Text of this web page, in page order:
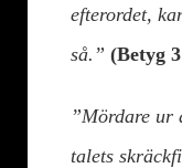
efterordet,
så.” (Betyg
”Mördare ur
talets